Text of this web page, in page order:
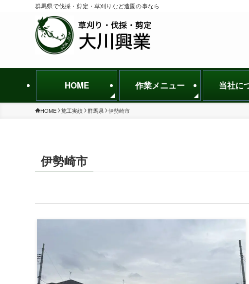
群馬県で伐採・剪定・草刈りなど造園の事なら
HOME 作業メニュー 当社に
HOME 施工実績 群馬県 伊勢崎市
伊勢崎市